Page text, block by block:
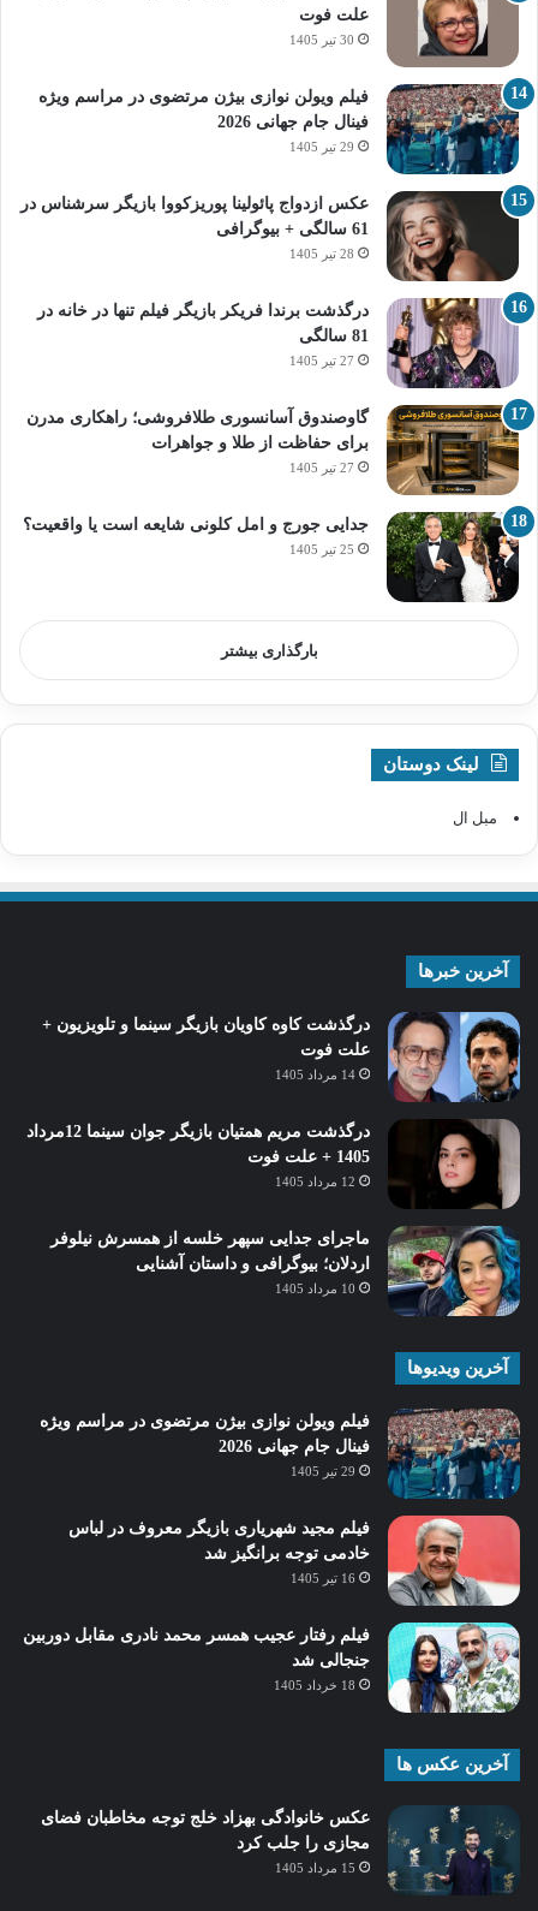
علت فوت
30 تیر 1405
فیلم ویولن نوازی بیژن مرتضوی در مراسم ویژه
فینال جام جهانی 2026
29 تیر 1405
عکس ازدواج پائولینا پوریزکووا بازیگر سرشناس در
61 سالگی + بیوگرافی
28 تیر 1405
درگذشت برندا فریکر بازیگر فیلم تنها در خانه در
81 سالگی
27 تیر 1405
گاوصندوق آسانسوری طلافروشی؛ راهکاری مدرن
برای حفاظت از طلا و جواهرات
27 تیر 1405
جدایی جورج و امل کلونی شایعه است یا واقعیت؟
25 تیر 1405
بارگذاری بیشتر
لینک دوستان
مبل ال
آخرین خبرها
درگذشت کاوه کاویان بازیگر سینما و تلویزیون +
علت فوت
14 مرداد 1405
درگذشت مریم همتیان بازیگر جوان سینما 12مرداد
1405 + علت فوت
12 مرداد 1405
ماجرای جدایی سپهر خلسه از همسرش نیلوفر
اردلان؛ بیوگرافی و داستان آشنایی
10 مرداد 1405
آخرین ویدیوها
فیلم ویولن نوازی بیژن مرتضوی در مراسم ویژه
فینال جام جهانی 2026
29 تیر 1405
فیلم مجید شهریاری بازیگر معروف در لباس
خادمی توجه برانگیز شد
16 تیر 1405
فیلم رفتار عجیب همسر محمد نادری مقابل دوربین
جنجالی شد
18 خرداد 1405
آخرین عکس ها
عکس خانوادگی بهزاد خلج توجه مخاطبان فضای
مجازی را جلب کرد
15 مرداد 1405